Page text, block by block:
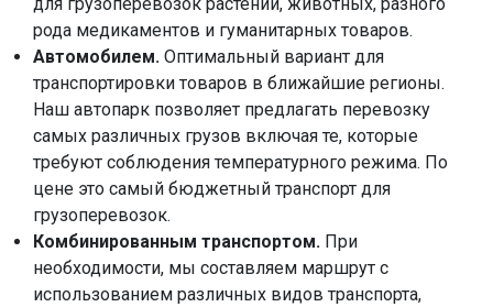
рода медикаментов и гуманитарных товаров.
Автомобилем. Оптимальный вариант для
транспортировки товаров в ближайшие регионы.
Наш автопарк позволяет предлагать перевозку
самых различных грузов включая те, которые
требуют соблюдения температурного режима. По
цене это самый бюджетный транспорт для
грузоперевозок.
Комбинированным транспортом. При
необходимости, мы составляем маршрут с
использованием различных видов транспорта,